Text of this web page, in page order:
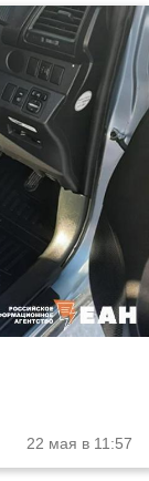
22 мая в 11:57